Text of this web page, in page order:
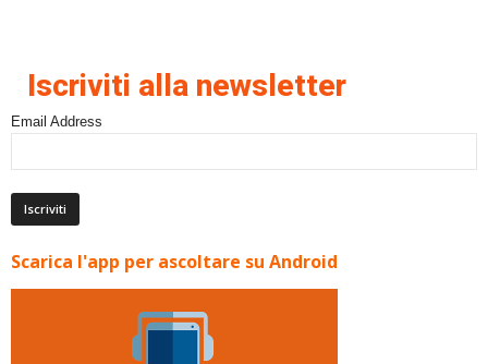
Iscriviti alla newsletter
Email Address
Scarica l'app per ascoltare su Android